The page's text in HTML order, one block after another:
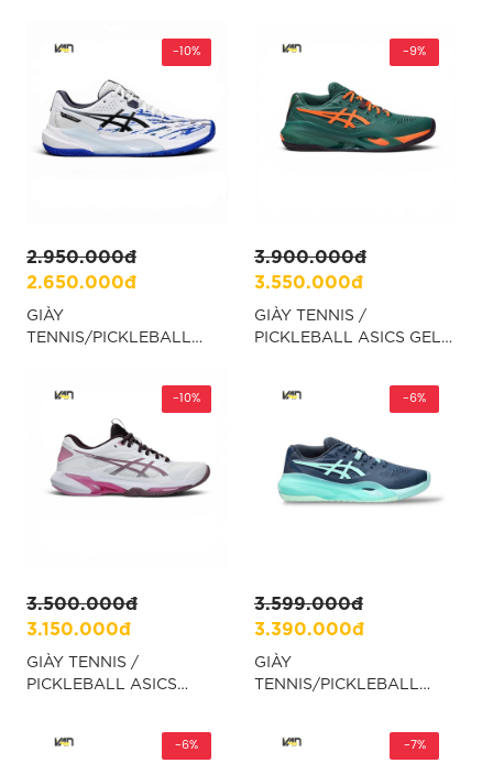
2.950.000đ
2.650.000đ
-10%
GIÀY
TENNIS/PICKLEBALL
“1041A555-100”
3.900.000đ
3.550.000đ
-9%
GIÀY TENNIS /
PICKLEBALL ASICS GEL
3.500.000đ
3.150.000đ
-10%
GIÀY TENNIS /
PICKLEBALL ASICS
3.599.000đ
3.390.000đ
-6%
GIÀY
TENNIS/PICKLEBALL
SKY/ILLUMINATE MINT -
-6% -7%